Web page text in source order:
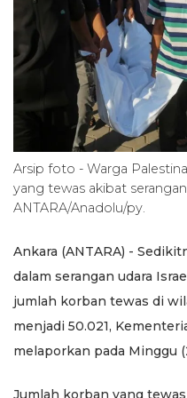
Arsip foto - Warga
yang tewas akibat
ANTARA/Anadolu/py.
Ankara (ANTARA) -
dalam serangan udara
jumlah korban tewas di
menjadi 50.021,
melaporkan pada Minggu